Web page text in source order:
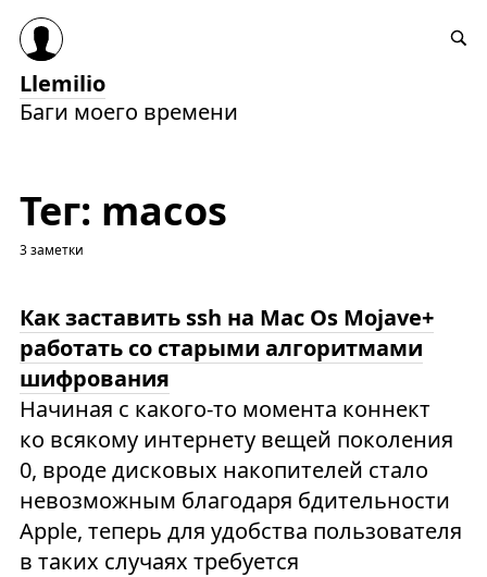
Llemilio
Баги моего времени
Тег: macos
3 заметки
Как заставить ssh на Mac Os Mojave+
работать со старыми алгоритмами
шифрования
Начиная с какого-то момента коннект
ко всякому интернету вещей поколения
0, вроде дисковых накопителей стало
невозможным благодаря бдительности
Apple, теперь для удобства пользователя
в таких случаях требуется